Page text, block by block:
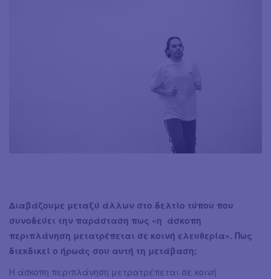
Διαβάζουμε μεταξύ άλλων στο δελτίο τύπου που
συνοδεύει την παράσταση πως «η άσκοπη
περιπλάνηση μετατρέπεται σε κοινή ελευθερία». Πως
διεκδικεί ο ήρωάς σου αυτή τη μετάβαση;
Η άσκοπη περιπλάνηση μετρατρέπεται σε κοινή